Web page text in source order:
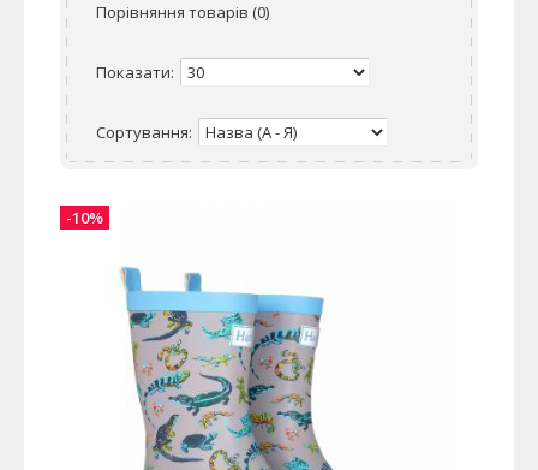
Порівняння товарів (0)
Показати:
Сортування:
-10%